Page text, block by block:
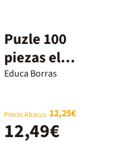
Puzle 100
piezas el
maravillosa
Educa Borras
Precio Abacus 12,25€
12,49€